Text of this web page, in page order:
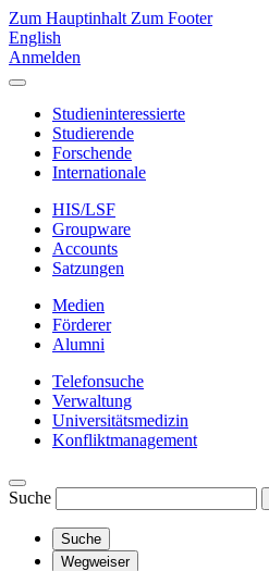
Zum Hauptinhalt Zum Footer
English
Anmelden
Studieninteressierte
Studierende
Forschende
Internationale
HIS/LSF
Groupware
Accounts
Satzungen
Medien
Förderer
Alumni
Telefonsuche
Verwaltung
Universitätsmedizin
Konfliktmanagement
Suche
Suche
Wegweiser